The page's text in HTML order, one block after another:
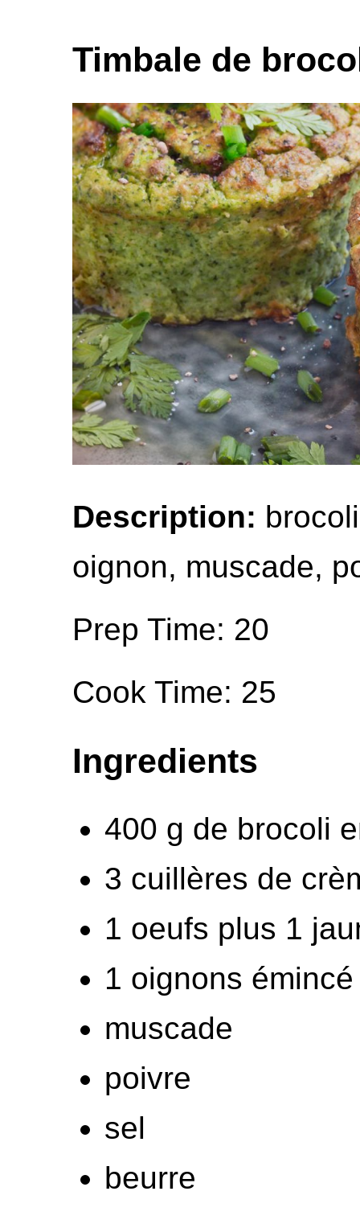
Timbale de
Description:
oignon, muscade,
Prep Time: 20
Cook Time: 25
Ingredients
400 g de brocoli
3 cuillères de
1 oeufs plus 1
1 oignons émincé
muscade
poivre
sel
beurre